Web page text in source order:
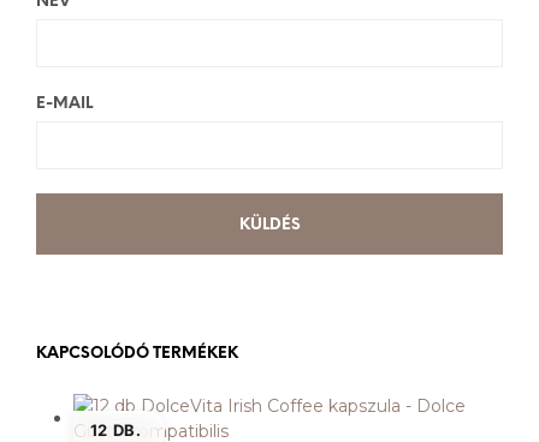
E-MAIL
KAPCSOLÓDÓ TERMÉKEK
12 DB.